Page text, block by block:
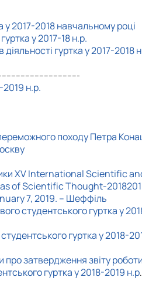
у 2017-2018 навчальному році
у 2017-18 н.р.
гуртка у 2017-2018
2019 н.р.
походу Петра
XV International Scientific
of Scientific Thought-2018201
7, 2019. – Шеффіль
студентського гуртка у
гуртка у 2018-
про затвердження звіту
гуртка у 2018-2019 н.р.